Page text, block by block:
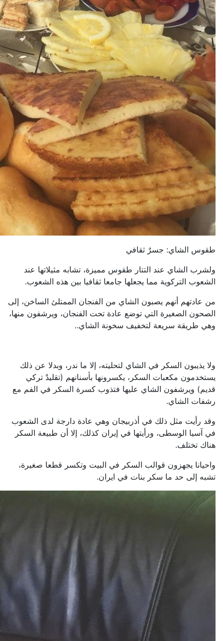
طقوس الشاي: جسرٌ ثقافي
ولشرب الشاي عند التتار طقوس مميزة، تشابه مثيلاتها عند
الشعوب التركوية مما يجعلها جامعا ثقافيا بين هذه الشعوب.
من عادتهم أنهم يصبون الشاي من الفنجان الممتلئ الساخن، إلى
الصحون الصغيرة التي توضع عادة تحت الفنجان، ويرشفون منها،
وهي طريقة سريعة لتخفيف سخونة الشاي..
ولا يذيبون السكر في الشاي لتحليته، إلا ما ندر، وبدلا عن ذلك
يستخدمون مكعبات السكر، يكسرونها بأسنانهم (تقليدٌ تركي
قديم) ويرشفون الشاي عليها فتذوب كسرة السكر في الفم مع
رشفات الشاي.
وقد رأيت مثل ذلك في أذربيجان وهي عادة دارجة لدى الشعوب
في آسيا الوسطى، ورأيتها في إيران كذلك، إلا أن طبيعة السكر
هناك تختلف.
واحيانا يجهزون قوالب السكر في البيت وتكسر قطعا صغيرة،
تشبه إلى حد ما سكر بنات في ايران.